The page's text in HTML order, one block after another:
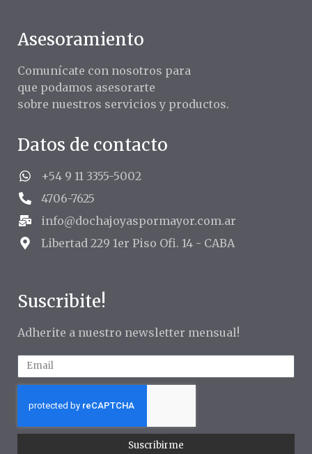
Asesoramiento
Comunícate con nosotros para
que podamos asesorarte
sobre nuestros servicios y productos.
Datos de contacto
+54 9 11 3355-5002
4706-7625
info@dochajoyaspormayor.com.ar
Libertad 229 1er Piso Ofi. 14 - CABA
Suscribite!
Adherite a nuestro newsletter mensual!
Suscribirme